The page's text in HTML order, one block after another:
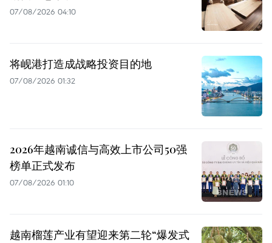
07/08/2026 04:10
将岘港打造成战略投资目的地
07/08/2026 01:32
2026年越南诚信与高效上市公司50强
榜单正式发布
07/08/2026 01:10
越南榴莲产业有望迎来第二轮“爆发式